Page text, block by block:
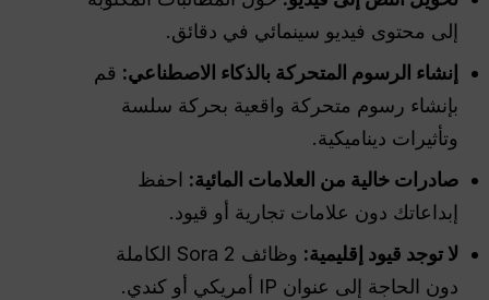
إلى محتوى فيديو سينمائي في دقائق.
إنشاء الرسوم المتحركة بالذكاء الاصطناعي: قم
بإنشاء رسوم متحركة واقعية بحركة سلسة
وتأثيرات ديناميكية.
صادرات خالية من العلامات المائية: احفظ
إبداعاتك دون علامات تجارية أو قيود.
لا توجد قيود إقليمية:
وظائف Sora 2 الكاملة
دون الحاجة إلى عنوان IP أمريكي أو كندي.